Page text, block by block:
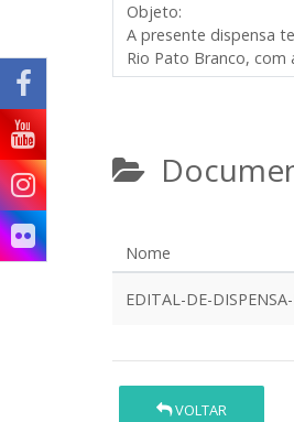
Objeto:
A presente dispensa
Rio Pato Branco,
Nome
EDITAL-DE-
VOLTAR